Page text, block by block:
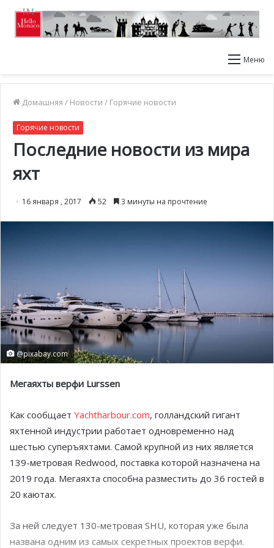
Меню
Домашняя / Новости / Горячие новости
Горячие новости
Последние новости из мира
яхт
16 января , 2017 52 3 минуты на прочтение
@pixabay.com
Мегаяхты верфи Lurssen
Как сообщает Yachtharbour.com, голландский гигант
яхтенной индустрии работает одновременно над
шестью суперъяхтами. Самой крупной из них является
139-метровая Redwood, поставка которой назначена на
2019 года. Мегаяхта способна разместить до 36 гостей в
20 каютах.
За ней следует 130-метровая SHU, которая уже была
названа одним из самых секретных проектов верфи.